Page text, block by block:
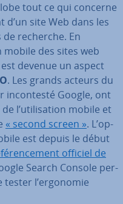
tout ce qui concerne
site Web dans les
recherche. En
mobile des sites web
devenue un aspect
. Les grands acteurs du
in­con­testé Google, ont
l’uti­li­sa­tion mobile et
« second screen ». L’op­
est depuis le début
officiel de
Search Console per­
l’ergonomie